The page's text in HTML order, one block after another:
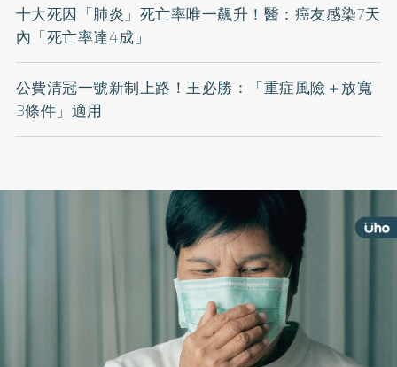
十大死因「肺炎」死亡率唯一飆升！醫：癌友感染7天
內「死亡率達4成」
公費清冠一號新制上路！王必勝：「重症風險＋放寬
3條件」適用